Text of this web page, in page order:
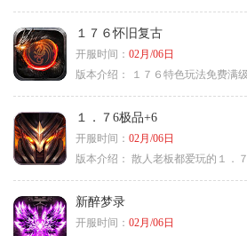
１７６怀旧复古
开服时间： 02月/06日
版本介绍：
１７６特色玩法免费满
１．７6极品+6
开服时间： 02月/06日
版本介绍： 散人老板都爱玩的１．
新醉梦录
开服时间： 02月/06日